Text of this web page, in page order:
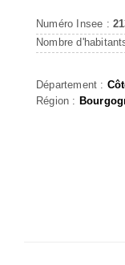
Numéro Insee :
Nombre
Département :
Région :